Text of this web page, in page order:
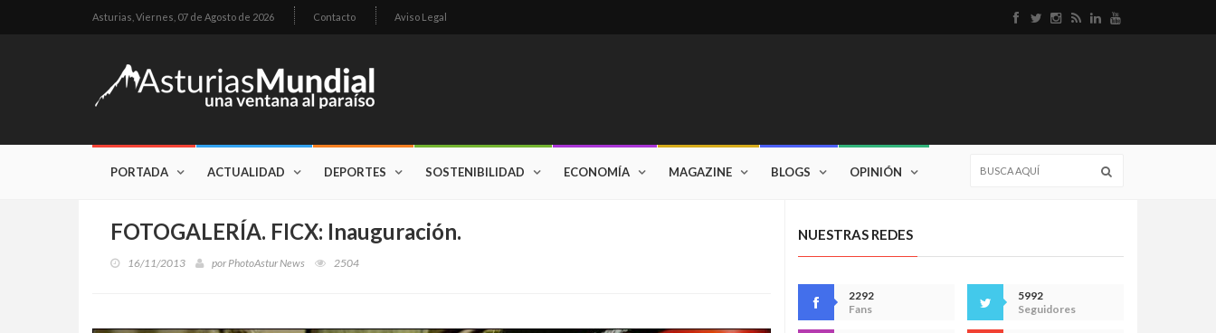
Asturias, Viernes, 07 de Agosto de 2026 Contacto Aviso Legal
PORTADA ACTUALIDAD DEPORTES SOSTENIBILIDAD ECONOMÍA MAGAZINE BLOGS OPINIÓN
FOTOGALERÍA. FICX: Inauguración.
16/11/2013 porPhotoAstur News 2504
NUESTRAS REDES
2292
Fans
5992
Seguidores